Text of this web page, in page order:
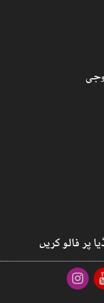
پر فالو کریں